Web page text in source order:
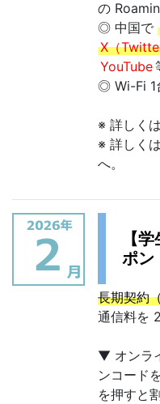
の
◎ 中国で
X（
YouTube
◎ Wi-Fi 1
※ 詳しくは
※ 詳しくは
へ。
【
ポン
長期契約
通信料を
▼ オンラ
ンコード
を押すと